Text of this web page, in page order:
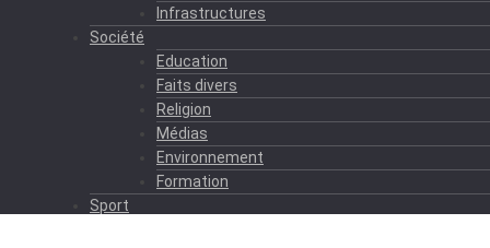
Infrastructures
Société
Education
Faits divers
Religion
Médias
Environnement
Formation
Sport